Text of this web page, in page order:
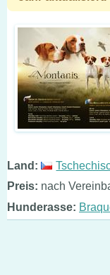
Land:
Preis: nach
Hunderasse: